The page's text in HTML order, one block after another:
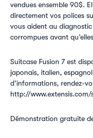
vendues ensemble 90$.
directement vos polices
vous aident au
corrompues avant
Suitcase Fusion 7 est
japonais, italien,
d’informations, rendez-
http://
Démonstration gratuite